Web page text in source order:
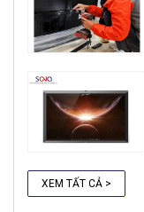
XEM TẤT CẢ >